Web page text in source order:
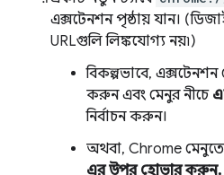
এক্সটেনশন পৃষ্ঠায় যান।
URLগুলি লিঙ্কযোগ্য নয়৷)
বিকল্পভাবে, এক্সটেনশন
করুন এবং মেনুর নীচে
নির্বাচন করুন।
অথবা, Chrome
এর উপর হোভার করুন,